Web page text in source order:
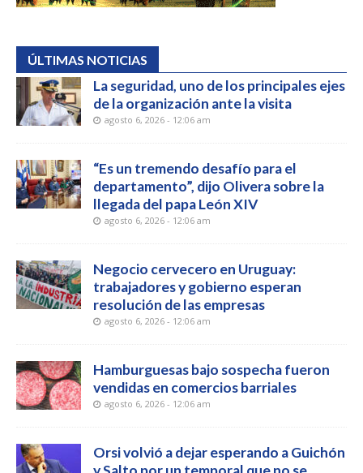
ÚLTIMAS NOTICIAS
La seguridad, uno de los principales ejes
de la organización ante la visita
agosto 6, 2026 - 12:06 am
“Es un tremendo desafío para el
departamento”, dijo Olivera sobre la
llegada del papa León XIV
agosto 6, 2026 - 12:06 am
Negocio cervecero en Uruguay:
trabajadores y gobierno esperan
resolución de las empresas
agosto 6, 2026 - 12:06 am
Hamburguesas bajo sospecha fueron
vendidas en comercios barriales
agosto 6, 2026 - 12:06 am
Orsi volvió a dejar esperando a Guichón